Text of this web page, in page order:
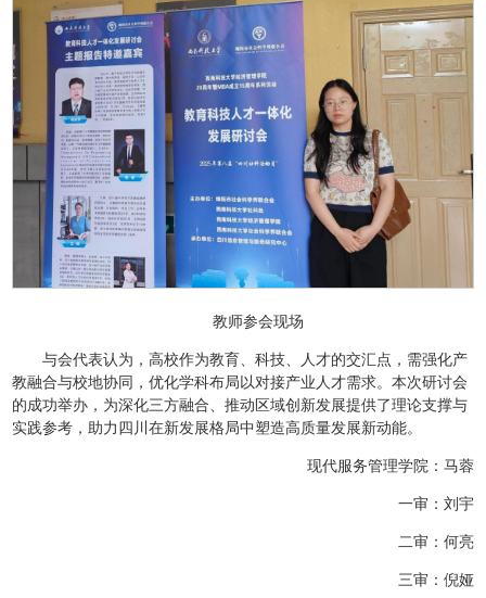
教师参会现场
与会代表认为，高校作为教育、科技、人才的交汇点，需强化产
教融合与校地协同，优化学科布局以对接产业人才需求。本次研讨会
的成功举办，为深化三方融合、推动区域创新发展提供了理论支撑与
实践参考，助力四川在新发展格局中塑造高质量发展新动能。
现代服务管理学院：马蓉
一审：刘宇
二审：何亮
三审：倪娅